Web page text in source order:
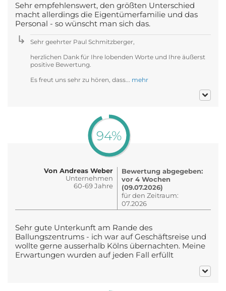
Sehr empfehlenswert, den größten Unterschied
macht allerdings die Eigentümerfamilie und das
Personal - so wünscht man sich das.
Sehr geehrter Paul Schmitzberger,
herzlichen Dank für Ihre lobenden Worte und Ihre äußerst
positive Bewertung.
Es freut uns sehr zu hören, dass... mehr
94%
Von Andreas Weber
Unternehmen
60-69 Jahre
Bewertung abgegeben:
vor 4 Wochen
(09.07.2026)
für den Zeitraum:
07.2026
Sehr gute Unterkunft am Rande des
Ballungszentrums - ich war auf Geschäftsreise und
wollte gerne ausserhalb Kölns übernachten. Meine
Erwartungen wurden auf jeden Fall erfüllt